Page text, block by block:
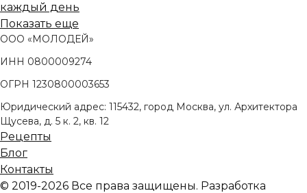
каждый день
Показать еще
ООО «МОЛОДЕЙ»
ИНН 0800009274
ОГРН 1230800003653
Юридический адрес: 115432, город Москва, ул. Архитектора
Щусева, д. 5 к. 2, кв. 12
Рецепты
Блог
Контакты
© 2019-2026 Все права защищены. Разработка